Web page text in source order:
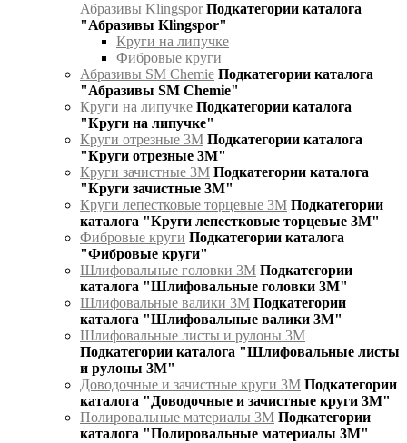
Абразивы Klingspor Подкатегории каталога
"Абразивы Klingspor"
Круги на липучке
Фибровые круги
Абразивы SM Chemie Подкатегории каталога
"Абразивы SM Chemie"
Круги на липучке Подкатегории каталога
"Круги на липучке"
Круги отрезные 3М Подкатегории каталога
"Круги отрезные 3М"
Круги зачистные 3М Подкатегории каталога
"Круги зачистные 3М"
Круги лепестковые торцевые 3М Подкатегории
каталога "Круги лепестковые торцевые 3М"
Фибровые круги Подкатегории каталога
"Фибровые круги"
Шлифовальные головки 3М Подкатегории
каталога "Шлифовальные головки 3М"
Шлифовальные валики 3М Подкатегории
каталога "Шлифовальные валики 3М"
Шлифовальные листы и рулоны 3М
Подкатегории каталога "Шлифовальные листы
и рулоны 3М"
Доводочные и зачистные круги 3М Подкатегории
каталога "Доводочные и зачистные круги 3М"
Полировальные материалы 3М Подкатегории
каталога "Полировальные материалы 3М"